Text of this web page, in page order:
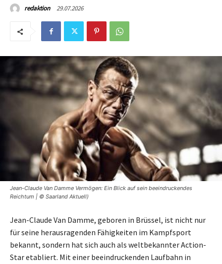
redaktion 29.07.2026
Jean-Claude Van Damme Vermögen: Ein Blick auf sein beeindruckendes
Reichtum | © Saarland Aktuell)
Jean-Claude Van Damme, geboren in Brüssel, ist nicht nur
für seine herausragenden Fähigkeiten im Kampfsport
bekannt, sondern hat sich auch als weltbekannter Action-
Star etabliert. Mit einer beeindruckenden Laufbahn in